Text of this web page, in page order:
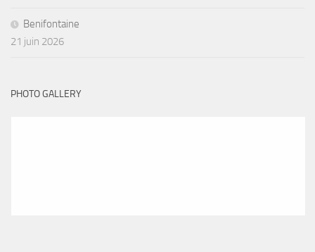
Benifontaine
21 juin 2026
PHOTO GALLERY